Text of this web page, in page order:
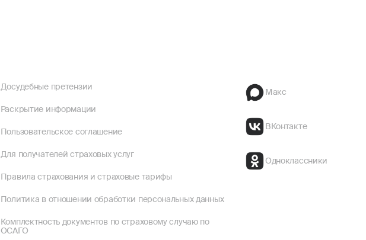
Досудебные претензии
Раскрытие информации
Пользовательское соглашение
Для получателей страховых услуг
Правила страхования и страховые тарифы
Политика в отношении обработки персональных данных
Комплектность документов по страховому случаю по
ОСАГО
Макс
ВКонтакте
Одноклассники